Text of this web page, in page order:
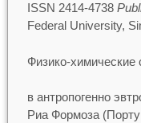
ISSN 2414-4738
Federal University,
Физико-химические
в антропогенно
Риа Формоза